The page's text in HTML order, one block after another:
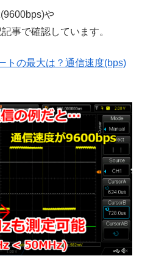
や
事で確認しています。
トの最大は？通信速度(bps)